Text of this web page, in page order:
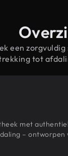
een
tot
met
–